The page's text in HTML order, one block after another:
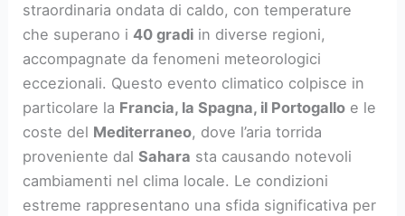
straordinaria ondata di caldo, con temperature
che superano i40 gradi in diverse regioni,
accompagnate da fenomeni meteorologici
eccezionali. Questo evento climatico colpisce in
particolare la Francia, la Spagna, il Portogallo e le
coste del Mediterraneo, dove l’aria torrida
proveniente dalSahara sta causando notevoli
cambiamenti nel clima locale. Le condizioni
estreme rappresentano una sfida significativa per